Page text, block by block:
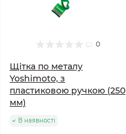
0
Щітка по металу
Yoshimoto, з
пластиковою ручкою (250
мм)
В наявності